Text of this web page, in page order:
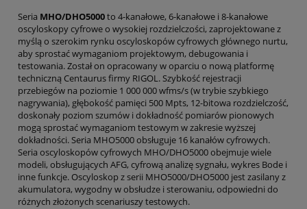
Seria MHO/DHO5000to 4-kanałowe, 6-kanałowe i 8-kanałowe
oscyloskopy cyfrowe o wysokiej rozdzielczości, zaprojektowane z
myślą o szerokim rynku oscyloskopów cyfrowych głównego nurtu,
aby sprostać wymaganiom projektowym, debugowania i
testowania. Został on opracowany w oparciu o nową platformę
techniczną Centaurus firmy RIGOL. Szybkość rejestracji
przebiegów na poziomie 1 000 000 wfms/s (w trybie szybkiego
nagrywania), głębokość pamięci 500 Mpts, 12-bitowa rozdzielczość,
doskonały poziom szumów i dokładność pomiarów pionowych
mogą sprostać wymaganiom testowym w zakresie wyższej
dokładności. Seria MHO5000 obsługuje 16 kanałów cyfrowych.
Seria oscyloskopów cyfrowych MHO/DHO5000 obejmuje wiele
modeli, obsługujących AFG, cyfrową analizę sygnału, wykres Bode i
inne funkcje. Oscyloskop z serii MHO5000/DHO5000 jest zasilany z
akumulatora, wygodny w obsłudze i sterowaniu, odpowiedni do
różnych złożonych scenariuszy testowych.